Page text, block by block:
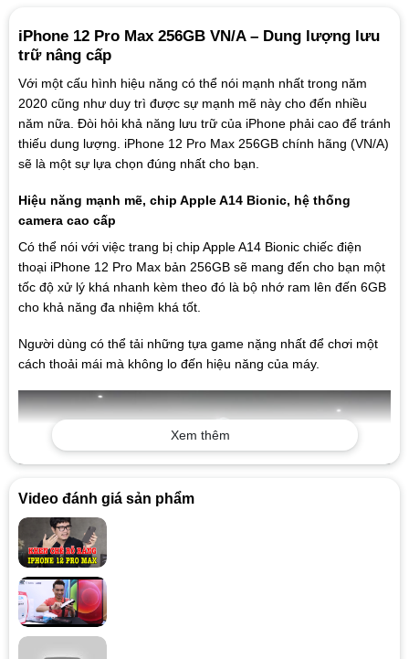
iPhone 12 Pro Max 256GB VN/A – Dung lượng lưu
trữ nâng cấp
Với một cấu hình hiệu năng có thể nói mạnh nhất trong năm
2020 cũng như duy trì được sự mạnh mẽ này cho đến nhiều
năm nữa. Đòi hỏi khả năng lưu trữ của iPhone phải cao để tránh
thiếu dung lượng. iPhone 12 Pro Max 256GB chính hãng (VN/A)
sẽ là một sự lựa chọn đúng nhất cho bạn.
Hiệu năng mạnh mẽ, chip Apple A14 Bionic, hệ thống
camera cao cấp
Có thể nói với việc trang bị chip Apple A14 Bionic chiếc điện
thoại iPhone 12 Pro Max bản 256GB sẽ mang đến cho bạn một
tốc độ xử lý khá nhanh kèm theo đó là bộ nhớ ram lên đến 6GB
cho khả năng đa nhiệm khá tốt.
Người dùng có thể tải những tựa game nặng nhất để chơi một
cách thoải mái mà không lo đến hiệu năng của máy.
Xem thêm
Video đánh giá sản phẩm